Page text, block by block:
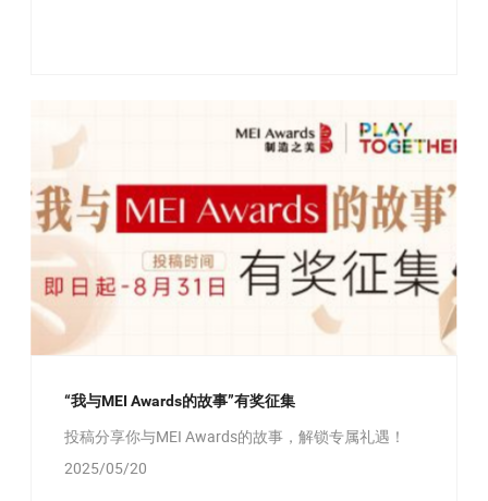
“我与MEI Awards的故事”有奖征集
投稿分享你与MEI Awards的故事，解锁专属礼遇！
2025/05/20